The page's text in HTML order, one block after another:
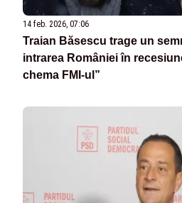
14 feb. 2026, 07:06
Traian Băsescu trage un
intrarea României în
chema FMI-ul”